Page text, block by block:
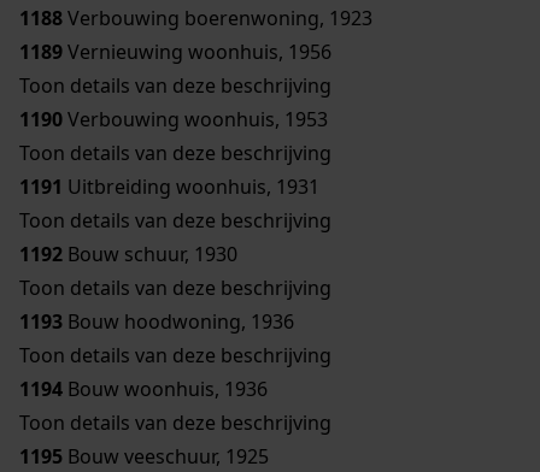
1188Verbouwing boerenwoning, 1923
1189Vernieuwing woonhuis, 1956
Toon details van deze beschrijving
1190Verbouwing woonhuis, 1953
Toon details van deze beschrijving
1191 Uitbreiding woonhuis, 1931
Toon details van deze beschrijving
1192 Bouw schuur, 1930
Toon details van deze beschrijving
1193 Bouw hoodwoning, 1936
Toon details van deze beschrijving
1194 Bouw woonhuis, 1936
Toon details van deze beschrijving
1195 Bouw veeschuur, 1925